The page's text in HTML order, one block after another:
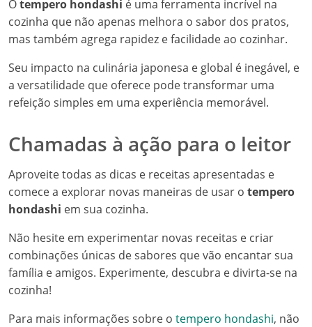
Otempero hondashi é uma ferramenta incrível na
cozinha que não apenas melhora o sabor dos pratos,
mas também agrega rapidez e facilidade ao cozinhar.
Seu impacto na culinária japonesa e global é inegável, e
a versatilidade que oferece pode transformar uma
refeição simples em uma experiência memorável.
Chamadas à ação para o leitor
Aproveite todas as dicas e receitas apresentadas e
comece a explorar novas maneiras de usar o tempero
hondashi em sua cozinha.
Não hesite em experimentar novas receitas e criar
combinações únicas de sabores que vão encantar sua
família e amigos. Experimente, descubra e divirta-se na
cozinha!
Para mais informações sobre o tempero hondashi, não